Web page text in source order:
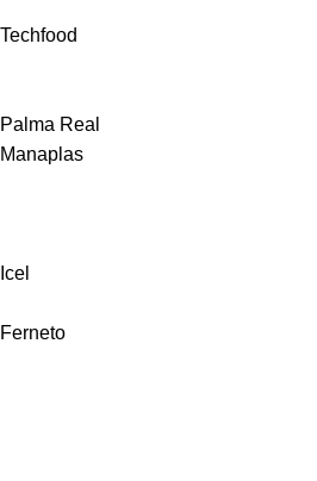
Techfood
Palma Real
Manaplas
Icel
Ferneto